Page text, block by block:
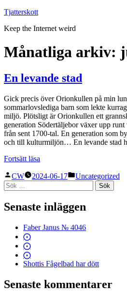
Hoppa
innehåll
Tjatterskott
Keep the Internet weird
Månatliga arkiv:
En levande stad
Gick precis över Orionkullen på min
sommarlovslediga barn som lekte
miljö. Plötsligt är Orionkullen ett
generation Södertäljebor växer upp
från sent 1700-tal. En generation som
och till kulturmiljön… En levande stad
Fortsätt läsa
stad”
Publicerat
av
CW 2024-06-17
Publicerat
i
Uncategorized
Sök
efter:
Senaste inläggen
Faber Janus № 4046
⨀
⨀
⨀
Shottis Fågelbad har dött
Senaste kommentarer